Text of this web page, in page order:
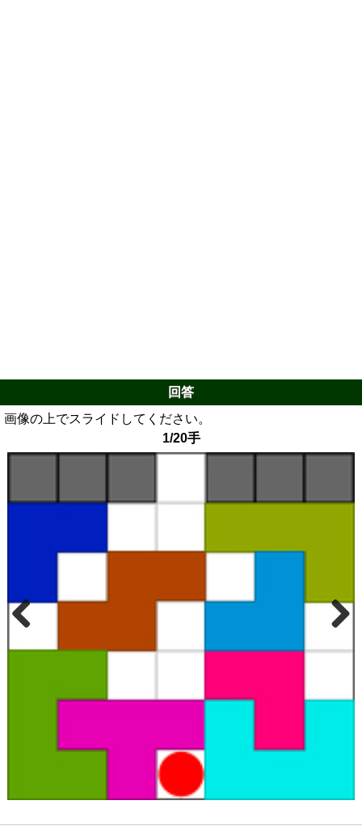
回答
画像の上でスライドしてください。
1/20手